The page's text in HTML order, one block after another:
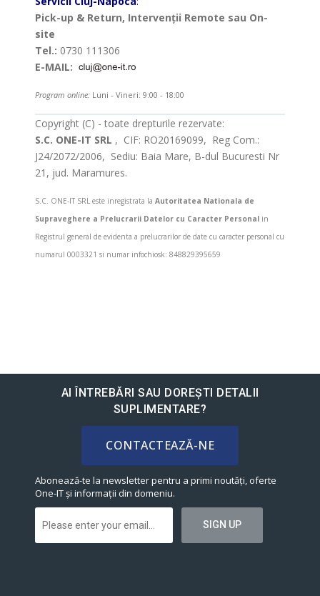
Pick-up & Return, Intervenții Remote sau On-
site
Tel.: 0730 111306
E-MAIL:
Program online: Luni - Vineri: 9:00 - 18:00
Copyright (C) - toate drepturile rezervate:
S.C. ONE-IT SRL , CIF: RO20169099, Reg Com.:
J24/2072/2006, Sediu: Baia Mare, B-dul Bucuresti Nr
21, jud. Maramures.
S.C. ONE-IT SRL este inregistrata la Autoritatea Nationala de
Supraveghere a Prelucrarii Datelor cu Caracter Personal in
Registrul general de evidenta a prelucrarilor de date cu caracter personal cu
numarul 0003321 si numar infochiosk: 848829395659
AI ÎNTREBĂRI SAU DOREȘTI DETALII
SUPLIMENTARE?
CONTACTEAZĂ-NE
Abonează-te la newsletter pentru a primi noutăți, oferte
One-IT și informații din domeniu.